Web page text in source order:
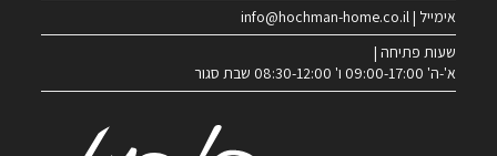
אימייל | info@hochman-home.co.il
שעות פתיחה |
א'-ה' 09:00-17:00 ו' 08:30-12:00 שבת סגור